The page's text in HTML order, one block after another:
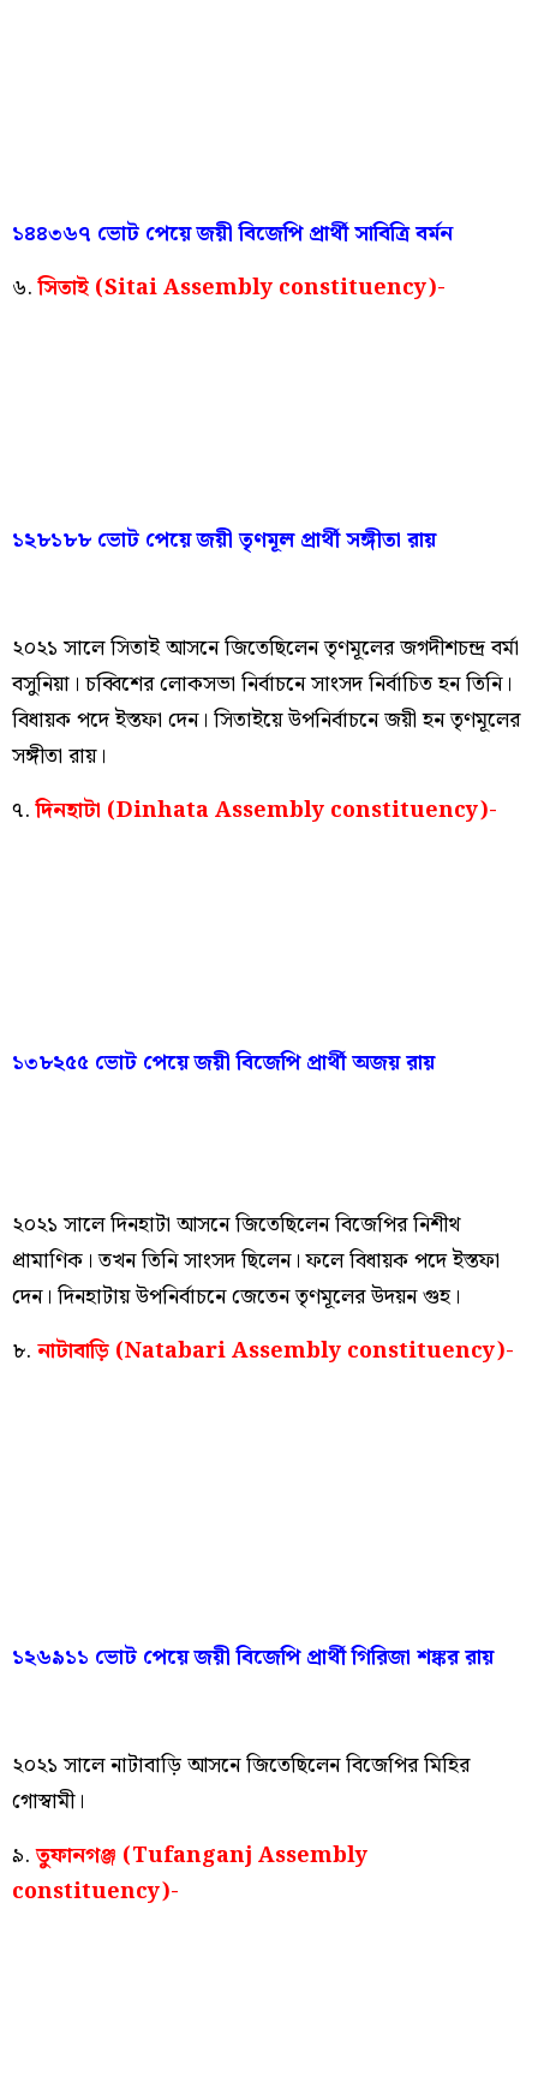
১৪৪৩৬৭ ভোট পেয়ে জয়ী বিজেপি প্রার্থী সাবিত্রি বর্মন
৬.সিতাই (Sitai Assembly constituency)-
১২৮১৮৮ ভোট পেয়ে জয়ী তৃণমূল প্রার্থী সঙ্গীতা রায়
২০২১ সালে সিতাই আসনে জিতেছিলেন তৃণমূলের জগদীশচন্দ্র বর্মা
বসুনিয়া। চব্বিশের লোকসভা নির্বাচনে সাংসদ নির্বাচিত হন তিনি।
বিধায়ক পদে ইস্তফা দেন। সিতাইয়ে উপনির্বাচনে জয়ী হন তৃণমূলের
সঙ্গীতা রায়।
৭.দিনহাটা (Dinhata Assembly constituency)-
১৩৮২৫৫ ভোট পেয়ে জয়ী বিজেপি প্রার্থী অজয় রায়
২০২১ সালে দিনহাটা আসনে জিতেছিলেন বিজেপির নিশীথ
প্রামাণিক। তখন তিনি সাংসদ ছিলেন। ফলে বিধায়ক পদে ইস্তফা
দেন। দিনহাটায় উপনির্বাচনে জেতেন তৃণমূলের উদয়ন গুহ।
৮. নাটাবাড়ি (Natabari Assembly constituency)-
১২৬৯১১ ভোট পেয়ে জয়ী বিজেপি প্রার্থী গিরিজা শঙ্কর রায়
২০২১ সালে নাটাবাড়ি আসনে জিতেছিলেন বিজেপির মিহির
গোস্বামী।
৯.তুফানগঞ্জ (Tufanganj Assembly
constituency)-